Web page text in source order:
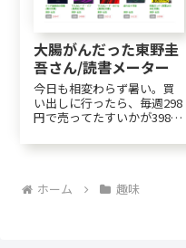
大腸がんだった東野圭
吾さん/読書メーター
今日も相変わらず暑い。買
い出しに行ったら、毎週298
円で売ってたすいかが398円
天下の畑で釜ですいかを切
て買う事になるとわ😢すい
ホーム 趣味